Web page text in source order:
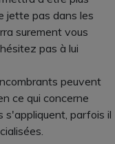
jette pas dans les
surement vous
pas à lui
peuvent
ce qui concerne
s'appliquent, parfois il